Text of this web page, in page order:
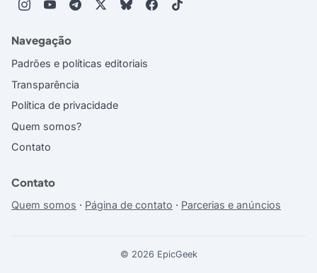
Navegação
Padrões e políticas editoriais
Transparência
Política de privacidade
Quem somos?
Contato
Contato
Quem somos · Página de contato · Parcerias e anúncios
© 2026 EpicGeek